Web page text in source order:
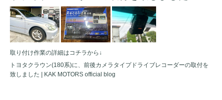
取り付け作業の詳細はコチラから↓
トヨタクラウン(180系)に、前後カメラタイプドライブレコーダーの取付を
致しました | KAK MOTORS official blog